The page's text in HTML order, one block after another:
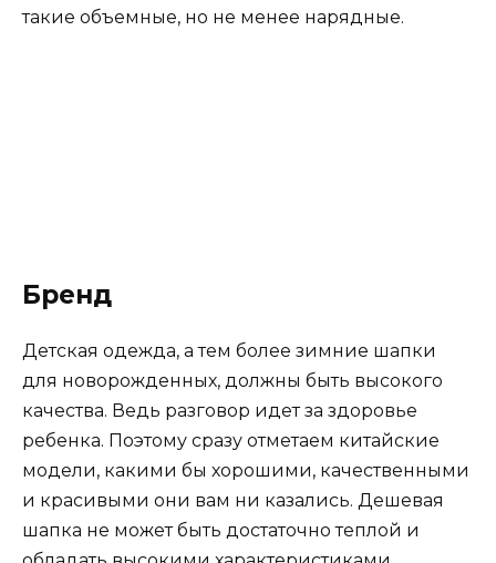
такие объемные, но не менее нарядные.
Бренд
Детская одежда, а тем более зимние шапки
для новорожденных, должны быть высокого
качества. Ведь разговор идет за здоровье
ребенка. Поэтому сразу отметаем китайские
модели, какими бы хорошими, качественными
и красивыми они вам ни казались. Дешевая
шапка не может быть достаточно теплой и